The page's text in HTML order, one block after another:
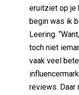
eruitziet op je
begin was ik
Leering.
toch niet
vaak veel
reviews. Daar